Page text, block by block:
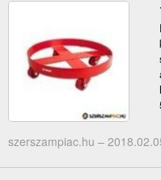
szerszampiac.hu –